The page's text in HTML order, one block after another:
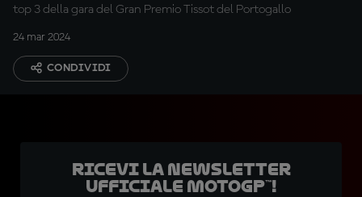
top 3 della gara del Gran Premio Tissot del Portogallo
24 mar 2024
CONDIVIDI
Ricevi la newsletter
ufficiale MotoGP™!